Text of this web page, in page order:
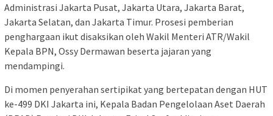
Administrasi Jakarta Pusat, Jakarta Utara, Jakarta Barat,
Jakarta Selatan, dan Jakarta Timur. Prosesi pemberian
penghargaan ikut disaksikan oleh Wakil Menteri ATR/Wakil
Kepala BPN, Ossy Dermawan beserta jajaran yang
mendampingi.
Di momen penyerahan sertipikat yang bertepatan dengan HUT
ke-499 DKI Jakarta ini, Kepala Badan Pengelolaan Aset Daerah